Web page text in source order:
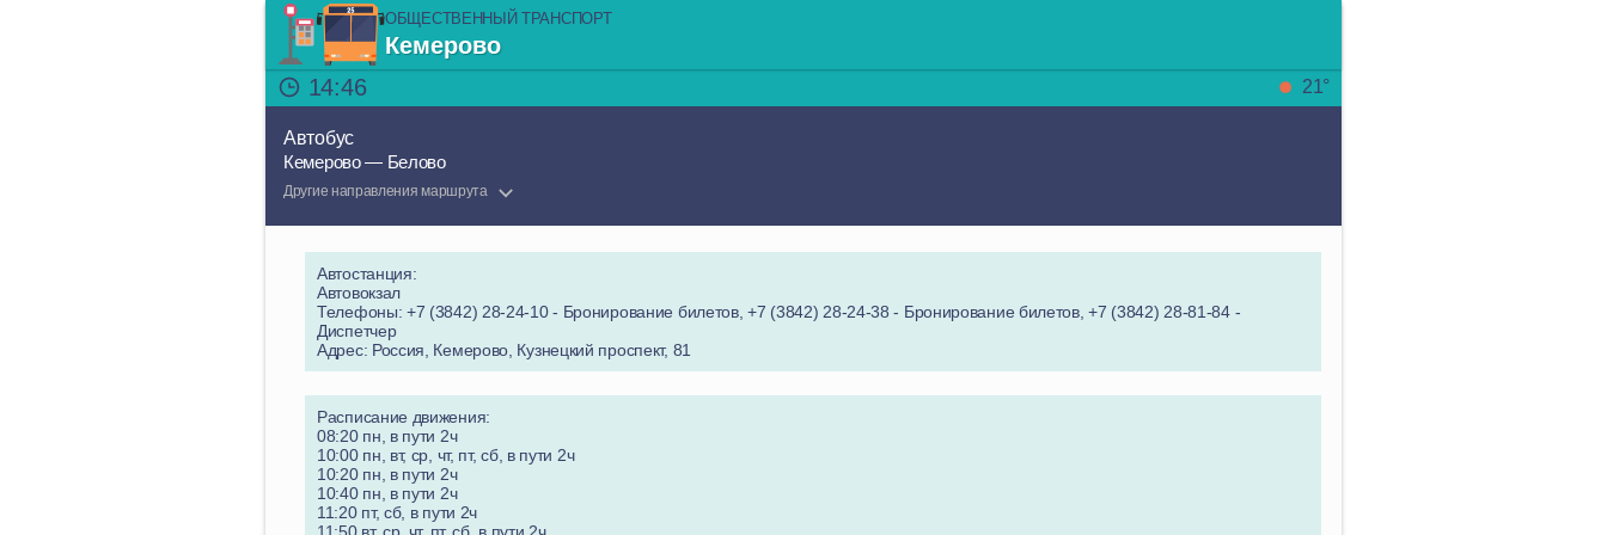
ОБЩЕСТВЕННЫЙ ТРАНСПОРТ
Кемерово
14:46
21°
Автобус
Кемерово — Белово
Другие направления маршрута
Автостанция:
Автовокзал
Телефоны: +7 (3842) 28-24-10 - Бронирование билетов, +7 (3842) 28-24-38 - Бронирование билетов, +7 (3842) 28-81-84 -
Диспетчер
Адрес: Россия, Кемерово, Кузнецкий проспект, 81
Расписание движения:
08:20 пн, в пути 2ч
10:00 пн, вт, ср, чт, пт, сб, в пути 2ч
10:20 пн, в пути 2ч
10:40 пн, в пути 2ч
11:20 пт, сб, в пути 2ч
11:50 вт, ср, чт, пт, сб, в пути 2ч